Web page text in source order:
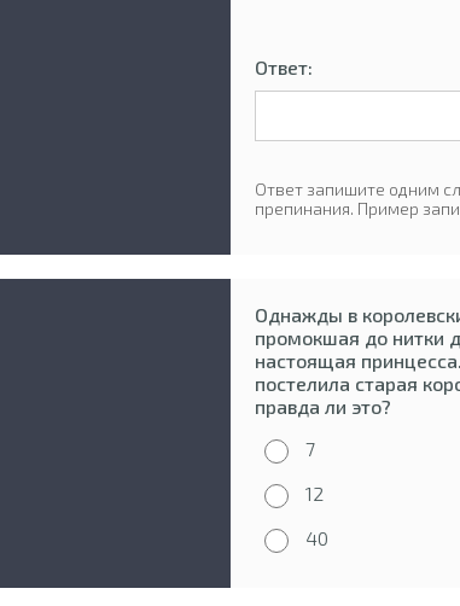
Ответ:
Ответ запишите одним
препинания. Пример
Однажды в
промокшая до нитки
настоящая
постелила старая
правда ли это?
7
12
40